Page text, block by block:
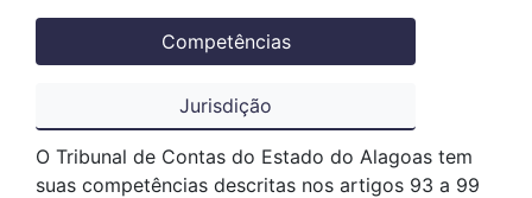
Competências
Jurisdição
O Tribunal de Contas do Estado do Alagoas tem
suas competências descritas nos artigos 93 a 99